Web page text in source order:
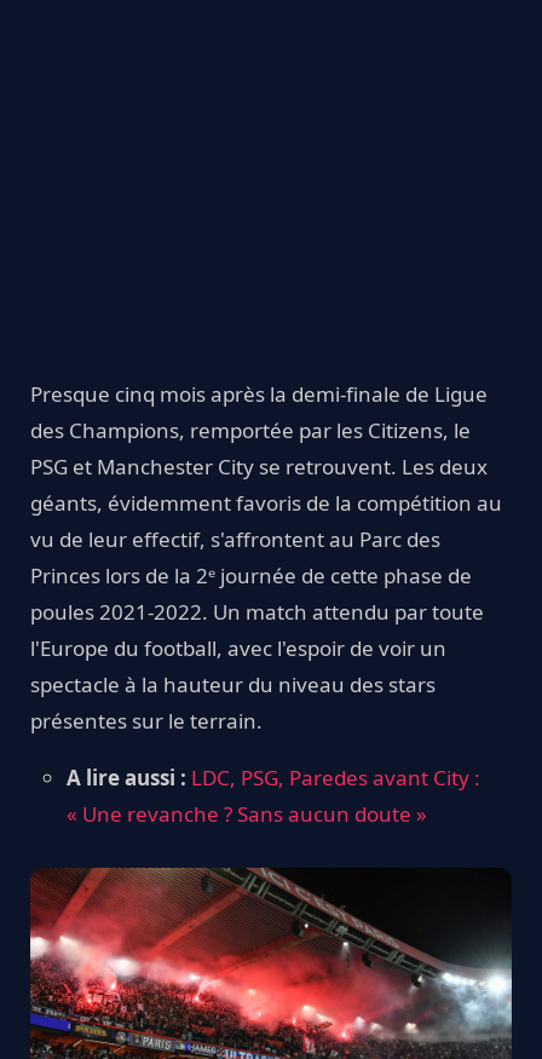
Presque cinq mois après la demi-finale de Ligue
des Champions, remportée par les Citizens, le
PSG et Manchester City se retrouvent. Les deux
géants, évidemment favoris de la compétition au
vu de leur effectif, s'affrontent au Parc des
Princes lors de la 2ᵉ journée de cette phase de
poules 2021-2022. Un match attendu par toute
l'Europe du football, avec l'espoir de voir un
spectacle à la hauteur du niveau des stars
présentes sur le terrain.
A lire aussi : LDC, PSG, Paredes avant City :
« Une revanche ? Sans aucun doute »